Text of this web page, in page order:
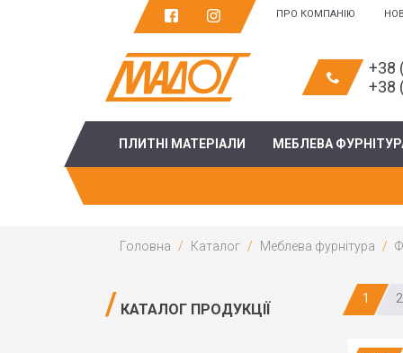
ПРО КОМПАНІЮ
+38
+38
ПЛИТНІ МАТЕРІАЛИ МЕБЛЕВА
Головна Каталог Меблева фурнітура
КАТАЛОГ ПРОДУКЦІЇ
1 2